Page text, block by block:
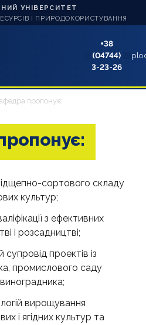
УНІВЕРСИТЕТ
І ПРИРОДОКОРИСТУВАННЯ
+38
(04744)
3-23-26
пропонує:
сортового складу
культур;
з ефективних
і розсадництві;
проектів із
промислового саду
вирощування
і ягідних культур та